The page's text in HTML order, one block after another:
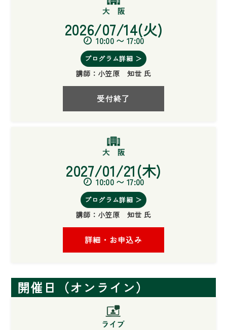
2026/07/14(火)
10:00 〜 17:00
プログラム詳細 ＞
講師： 小笠原 知世 氏
受付終了
2027/01/21(木)
10:00 〜 17:00
プログラム詳細 ＞
講師： 小笠原 知世 氏
詳細・お申込み
開催日（オンライン）